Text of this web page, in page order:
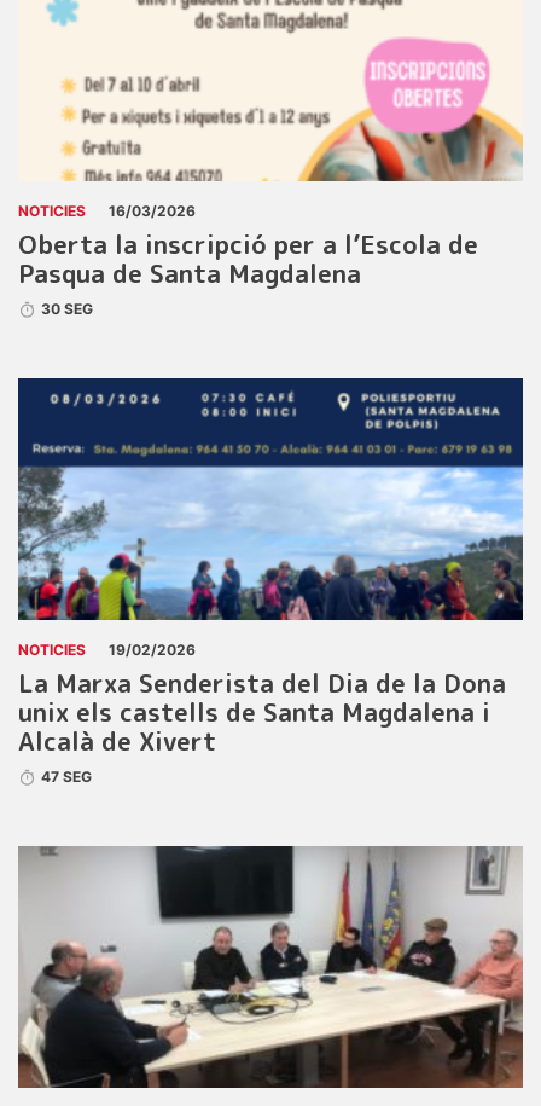
NOTICIES 16/03/2026
Oberta la inscripció per a l’Escola de
Pasqua de Santa Magdalena
30 SEG
NOTICIES 19/02/2026
La Marxa Senderista del Dia de la Dona
unix els castells de Santa Magdalena i
Alcalà de Xivert
47 SEG